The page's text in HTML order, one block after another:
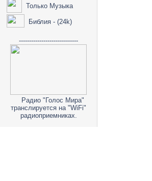
Только Музыка
Библия - (24k)
-----------------------------
Радио "Голос Мира"
транслируется на "WiFi"
радиоприемниках.